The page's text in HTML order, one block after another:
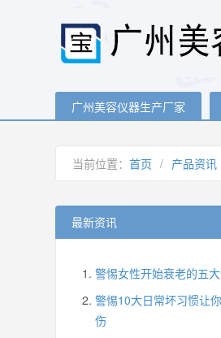
广州美容仪器生产厂家
当前位置： 首页 / 产品资讯
最新资讯
警惕女性开始衰老的五
警惕10大日常坏习惯让
伤